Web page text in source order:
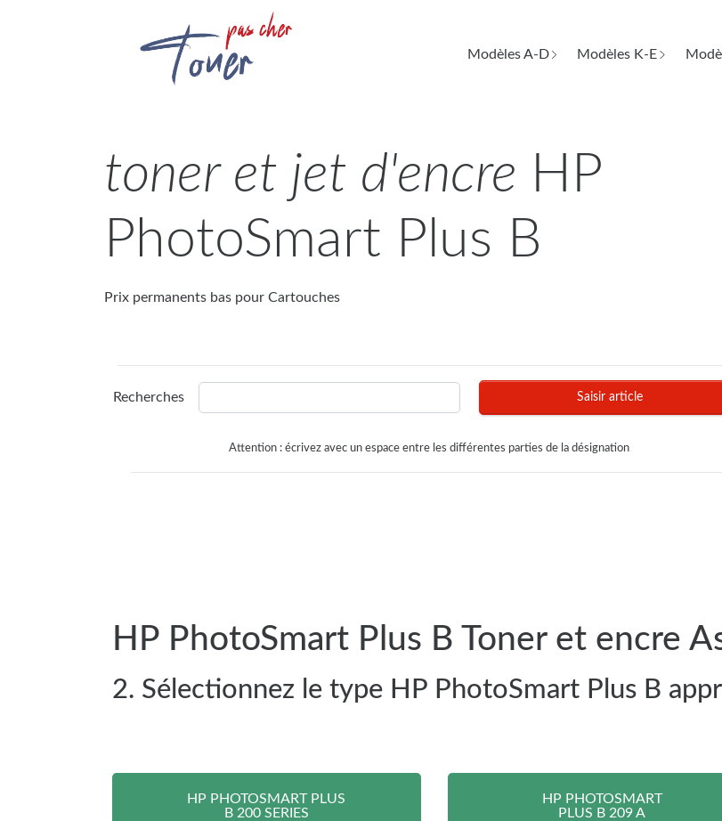
Modèles A-D Modèles K-E
toner et jet d'encre HP
PhotoSmart Plus B
Prix permanents bas pour Cartouches
Recherches Saisir article
Attention : écrivez avec un espace entre les différentes parties de la désignation
HP PhotoSmart Plus B Toner et encre
2. Sélectionnez le type HP PhotoSmart Plus B
HP PHOTOSMART PLUS
B 200 SERIES
HP PHOTOSMART
PLUS B 209 A